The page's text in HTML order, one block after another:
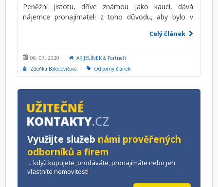
Peněžní jistotu, dříve známou jako kauci, dává
nájemce pronajímateli z toho důvodu, aby bylo v
nájemce v době trvání nájemního vztahu. Dle úpravy
občanského zákoníku je možné mezi nájemcem a
pronajímatelem smluvně dohodnout jistotu až do
výše 6 měsíčního nájemného, není dána povinnost
ukládat peněžní prostředky na zvláštní účet a odpadá
omezení týkající se nemožnosti zápočtu některých
Celý článek
06. 07. 2020
AK JELÍNEK & Partneři
Zdeňka Boledovičová
Odborný článek
Využijte služeb námi prověřených
odborníků a firem
... když kupujete, prodáváte, pronajímáte nebo jen
vlastníte nemovitost!